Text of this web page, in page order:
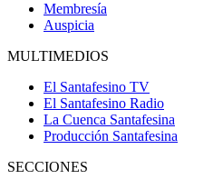
Membresía
Auspicia
MULTIMEDIOS
El Santafesino TV
El Santafesino Radio
La Cuenca Santafesina
Producción Santafesina
SECCIONES